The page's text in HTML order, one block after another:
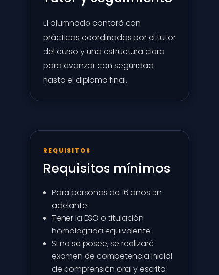
El alumnado contará con
prácticas coordinadas por el tutor
del curso y una estructura clara
para avanzar con seguridad
hasta el diploma final.
REQUISITOS
Requisitos mínimos
Para personas de 16 años en
adelante
Tener la ESO o titulación
homologada equivalente
Si no se posee, se realizará
examen de competencia inicial
de comprensión oral y escrita